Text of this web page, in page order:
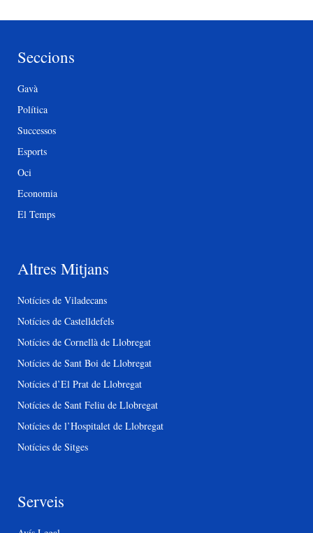
Seccions
Gavà
Política
Successos
Esports
Oci
Economia
El Temps
Altres Mitjans
Notícies de Viladecans
Notícies de Castelldefels
Notícies de Cornellà de Llobregat
Notícies de Sant Boi de Llobregat
Notícies d’El Prat de Llobregat
Notícies de Sant Feliu de Llobregat
Notícies de l’Hospitalet de Llobregat
Notícies de Sitges
Serveis